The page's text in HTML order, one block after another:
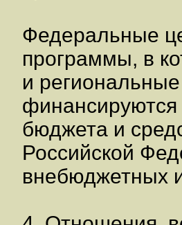
Федеральные
программы, в
и
финансируются
бюджета и
Российской
внебюджетных